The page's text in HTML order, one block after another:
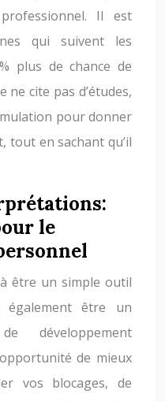
Il est
qui suivent les
plus de chance de
ne cite pas d’études,
pour donner
tout en sachant qu’il
le
être un simple outil
également être un
développement
de mieux
vos blocages, de